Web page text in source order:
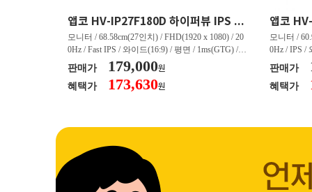
앱코 HV-IP27F180D 하이퍼뷰 IPS FHD 200 HDR 무결점
모니터 / 68.58cm(27인치) / FHD(1920 x 1080) / 20
0Hz / Fast IPS / 와이드(16:9) / 평면 / 1ms(GTG) / 3
50nit / 1,000:1 / 헤드폰 아웃 / LED 조명 / 틸트(상
하) / 6kg / [색상영역] / sRGB:128% / Adobe RGB:8
5% / DCI-P3:91% / NTSC:90% / [게임특화] / 조준
판매가 179,000원
혜택가 173,630원
모니터 /
0Hz / IPS /
50nit /
하) / 4.9kg
80% / DCI-
판매가
혜택가